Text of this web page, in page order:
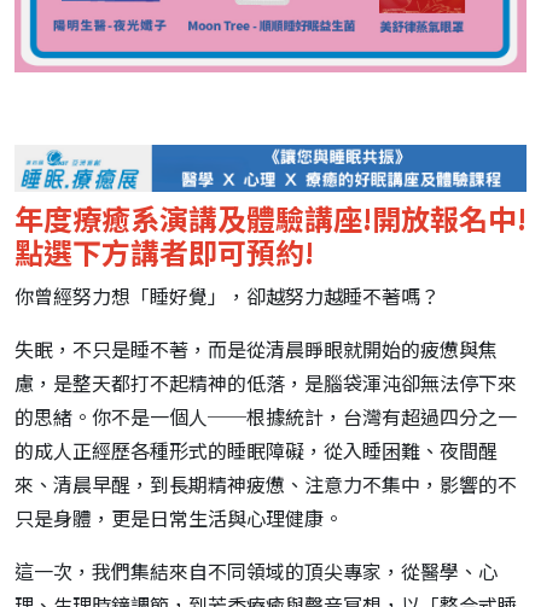
年度療癒系演講及體驗講座!開放報名中!
點選下方講者即可預約!
你曾經努力想「睡好覺」，卻越努力越睡不著嗎？
失眠，不只是睡不著，而是從清晨睜眼就開始的疲憊與焦
慮，是整天都打不起精神的低落，是腦袋渾沌卻無法停下來
的思緒。你不是一個人──根據統計，台灣有超過四分之一
的成人正經歷各種形式的睡眠障礙，從入睡困難、夜間醒
來、清晨早醒，到長期精神疲憊、注意力不集中，影響的不
只是身體，更是日常生活與心理健康。
這一次，我們集結來自不同領域的頂尖專家，從醫學、心